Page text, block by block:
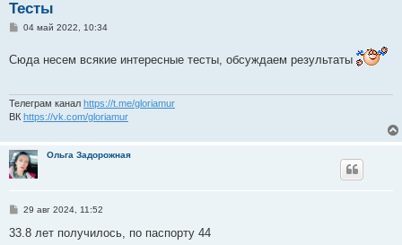
Тесты
С
б
щ
и
е
04 май 2022, 10:34
Сюда несем всякие интересные тесты, обсуждаем результаты
Телеграм канал https://t.me/gloriamur
ВК https://vk.com/gloriamur
Ольга Задорожная
С
о
29 авг 2024, 11:52
33.8 лет получилось, по паспорту 44